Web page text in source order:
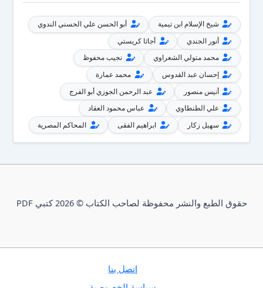
شيخ الإسلام ابن تيمية
أبو الحسن علي الحسني الندوي
أنور الجندي
أجاثا كريستي
محمد متولي الشعراوي
نجيب محفوظ
إحسان عبد القدوس
محمد عمارة
أنيس منصور
عبد الرحمن الجوزي أبو الفرج
علي الطنطاوي
عباس محمود العقاد
سهيل زكار
ابراهيم الفقى المحاكم المصرية
حقوق الطبع والنشر محفوظة لصاحب الكتاب © 2026 كتبي PDF
إتصل بنا